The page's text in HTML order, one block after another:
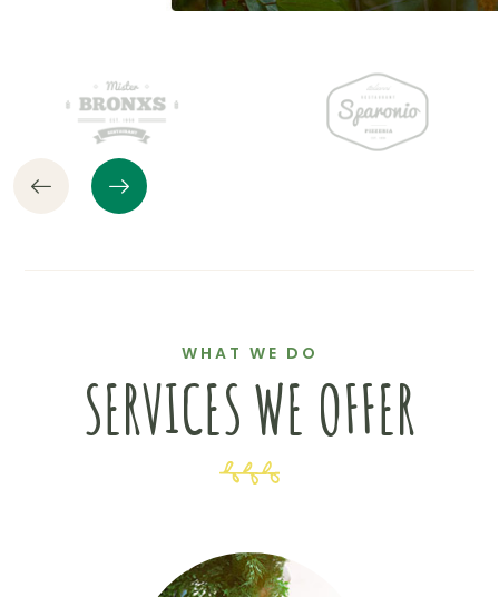
WHAT WE DO
SERVICES WE OFFER